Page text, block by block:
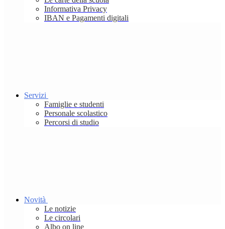
Informativa Privacy
IBAN e Pagamenti digitali
Servizi
Famiglie e studenti
Personale scolastico
Percorsi di studio
Novità
Le notizie
Le circolari
Albo on line